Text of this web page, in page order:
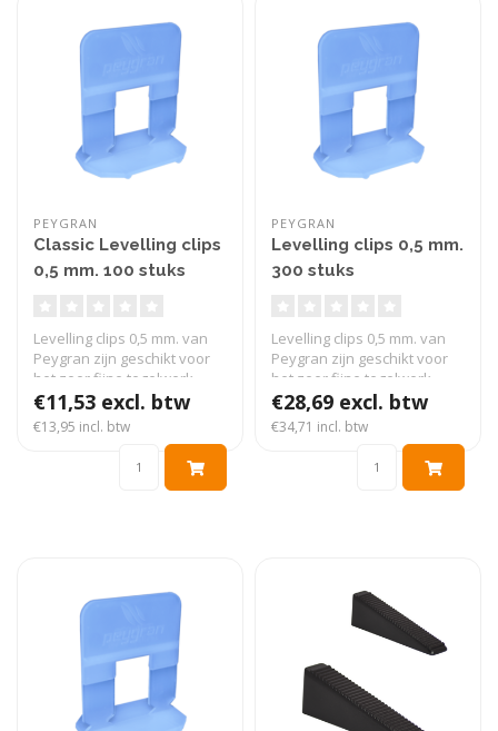
PEYGRAN
Classic Levelling clips
0,5 mm. 100 stuks
Levelling clips 0,5 mm. van
Peygran zijn geschikt voor
het zeer fijne tegelwerk...
€11,53 excl. btw
€13,95 incl. btw
PEYGRAN
Levelling clips 0,5 mm.
300 stuks
Levelling clips 0,5 mm. van
Peygran zijn geschikt voor
het zeer fijne tegelwerk...
€28,69 excl. btw
€34,71 incl. btw